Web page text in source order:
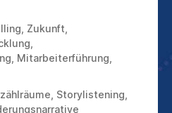
Zukunft
Mitarbeiterführung
Storylistening